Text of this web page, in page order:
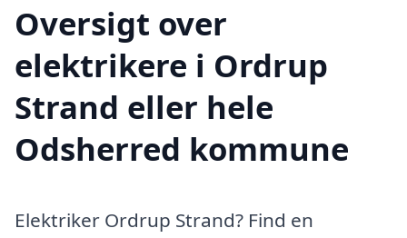
Oversigt over
elektrikere i Ordrup
Strand eller hele
Odsherred kommune
Elektriker Ordrup Strand? Find en